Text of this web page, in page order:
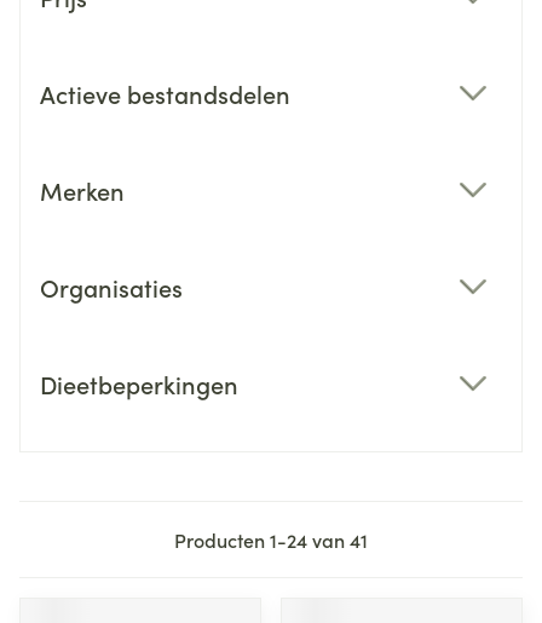
Actieve bestandsdelen
Merken
Organisaties
Dieetbeperkingen
Producten1-24van41